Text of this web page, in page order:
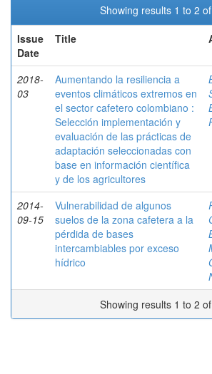
Showing results 1 to 2
Issue
Date
Title
2018-
03
Aumentando la resiliencia a
eventos climáticos extremos en
el sector cafetero colombiano :
Selección implementación y
evaluación de las prácticas de
adaptación seleccionadas con
base en información científica
y de los agricultores
2014-
09-15
Vulnerabilidad de algunos
suelos de la zona cafetera a la
pérdida de bases
intercambiables por exceso
hídrico
Showing results 1 to 2